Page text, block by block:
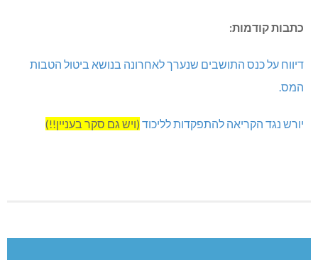
כתבות קודמות:
דיווח על כנס התושבים שנערך לאחרונה בנושא ביטול הטבות
המס.
יורש נגד הקריאה להתפקדות לליכוד (ויש גם סקר בעניין!!)